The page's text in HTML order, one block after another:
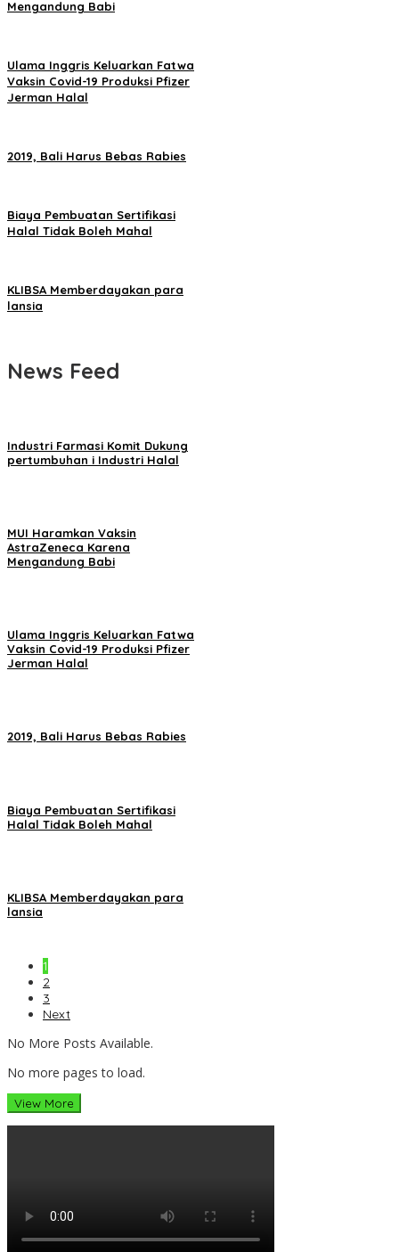
Mengandung Babi
Ulama Inggris Keluarkan Fatwa
Vaksin Covid-19 Produksi Pfizer
Jerman Halal
2019, Bali Harus Bebas Rabies
Biaya Pembuatan Sertifikasi
Halal Tidak Boleh Mahal
KLIBSA Memberdayakan para
lansia
News Feed
Industri Farmasi Komit Dukung
pertumbuhan i Industri Halal
MUI Haramkan Vaksin
AstraZeneca Karena
Mengandung Babi
Ulama Inggris Keluarkan Fatwa
Vaksin Covid-19 Produksi Pfizer
Jerman Halal
2019, Bali Harus Bebas Rabies
Biaya Pembuatan Sertifikasi
Halal Tidak Boleh Mahal
KLIBSA Memberdayakan para
lansia
1
2
3
Next
No More Posts Available.
No more pages to load.
View More